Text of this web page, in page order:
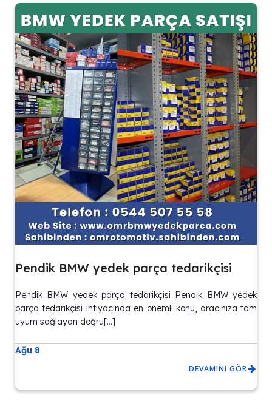
Pendik BMW yedek parça tedarikçisi
Pendik BMW yedek parça tedarikçisi Pendik BMW yedek
parça tedarikçisi ihtiyacında en önemli konu, aracınıza tam
uyum sağlayan doğru[…]
Ağu 8
DEVAMINI GÖR